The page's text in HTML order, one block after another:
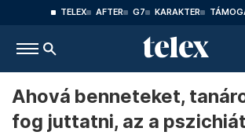
TELEX AFTER G7 KARAKTER
Ahová benneteket,
fog juttatni, az a